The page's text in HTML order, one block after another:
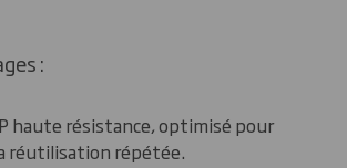
:
haute résistance, optimisé pour
réutilisation répétée.